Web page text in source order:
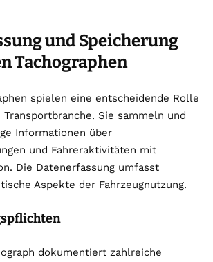
und Speicherung
Tachographen
spielen eine entscheidende Rolle
Sie sammeln und
Informationen über
und Fahreraktivitäten mit
Die Datenerfassung umfasst
Aspekte der Fahrzeugnutzung.
dokumentiert zahlreiche